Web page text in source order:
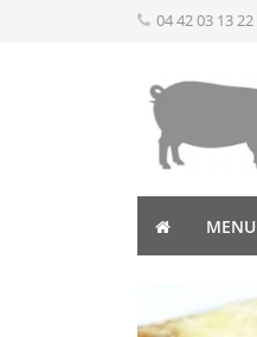
04 42 03 13 22
MENU